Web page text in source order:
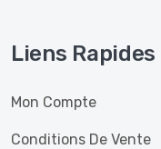
Liens Rapides
Mon Compte
Conditions De Vente